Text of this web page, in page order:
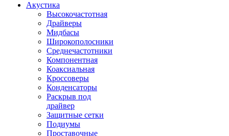
Акустика
Высокочастотная
Драйверы
Мидбасы
Широкополосники
Среднечастотники
Компонентная
Коаксиальная
Кроссоверы
Конденсаторы
Раскрыв под
драйвер
Защитные сетки
Подиумы
Проставочные